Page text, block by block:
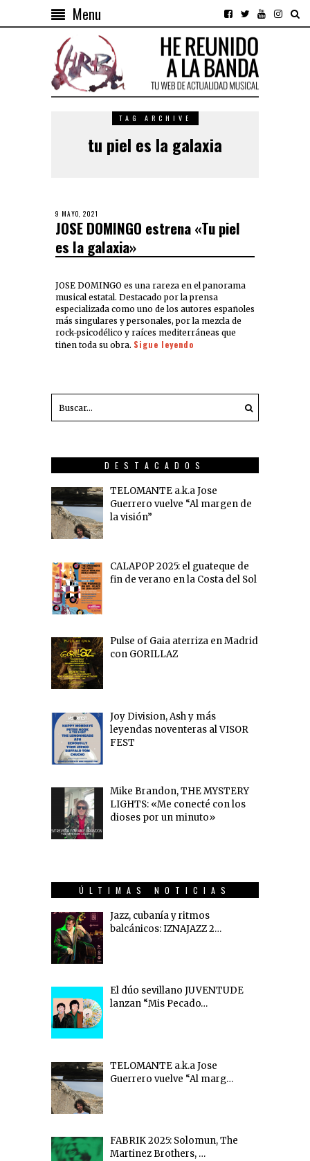
Menu
TAG ARCHIVE
tu piel es la galaxia
9 MAYO, 2021
JOSE DOMINGO estrena «Tu piel
es la galaxia»
JOSE DOMINGO es una rareza en el panorama
musical estatal. Destacado por la prensa
especializada como uno de los autores españoles
más singulares y personales, por la mezcla de
rock-psicodélico y raíces mediterráneas que
tiñen toda su obra. Sigue leyendo
DESTACADOS
TELOMANTE a.k.a Jose
Guerrero vuelve “Al margen de
la visión”
CALAPOP 2025: el guateque de
fin de verano en la Costa del Sol
Pulse of Gaia aterriza en Madrid
con GORILLAZ
Joy Division, Ash y más
leyendas noventeras al VISOR
FEST
Mike Brandon, THE MYSTERY
LIGHTS: «Me conecté con los
dioses por un minuto»
ÚLTIMAS NOTICIAS
Jazz, cubanía y ritmos
balcánicos: IZNAJAZZ 2…
El dúo sevillano JUVENTUDE
lanzan “Mis Pecado…
TELOMANTE a.k.a Jose
Guerrero vuelve “Al marg…
FABRIK 2025: Solomun, The
Martinez Brothers, …